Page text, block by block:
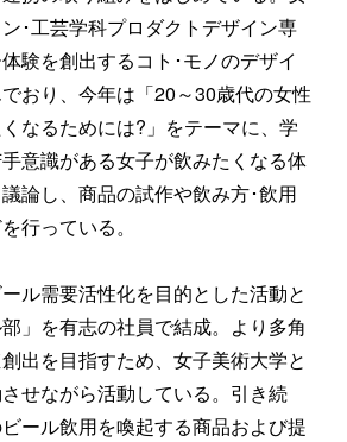
･工芸学科プロダクトデザイン専
験を創出するコト･モノのデザイ
おり、今年は「20～30歳代の女性
なるためには?」をテーマに、学
意識がある女子が飲みたくなる体
論し、商品の試作や飲み方･飲用
行っている。
ル需要活性化を目的とした活動と
」を有志の社員で結成。より多角
出を目指すため、女子美術大学と
せながら活動している。引き続
ール飲用を喚起する商品および提